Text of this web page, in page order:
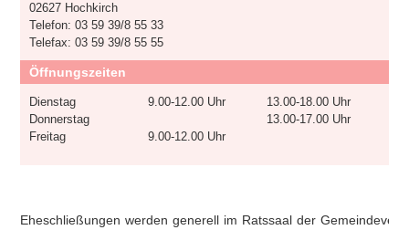
02627 Hochkirch
Telefon: 03 59 39/8 55 33
Telefax: 03 59 39/8 55 55
Öffnungszeiten
Dienstag 9.00-12.00 Uhr
13.00-18.00 Uhr
Donnerstag
13.00-17.00 Uhr
Freitag
9.00-12.00 Uhr
Eheschließungen werden generell im Ratssaal der